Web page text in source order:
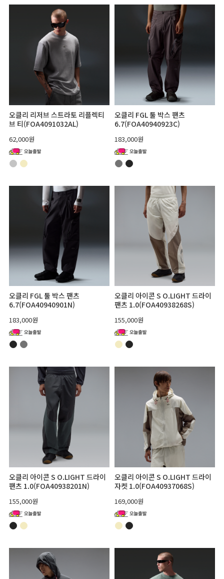
오클리 리저브 스트라토 리플렉티
브 티(FOA4091032AL)
62,000원
오클리 FGL 툴 박스 팬츠
6.7(FOA40940923C)
183,000원
오클리 FGL 툴 박스 팬츠
6.7(FOA40940901N)
183,000원
오클리 아이콘 S O.LIGHT 드라이
팬츠 1.0(FOA40938268S)
155,000원
오클리 아이콘 S O.LIGHT 드라이
팬츠 1.0(FOA40938201N)
155,000원
오클리 아이콘 S O.LIGHT 드라이
자켓 1.0(FOA40937068S)
169,000원